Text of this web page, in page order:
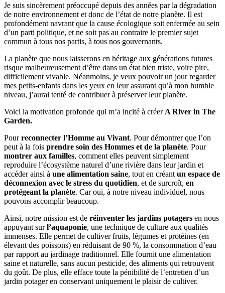
Je suis sincèrement préoccupé depuis des années par la dégradation
de notre environnement et donc de l’état de notre planète. Il est
profondément navrant que la cause écologique soit enfermée au sein
d’un parti politique, et ne soit pas au contraire le premier sujet
commun à tous nos partis, à tous nos gouvernants.
La planète que nous laisserons en héritage aux générations futures
risque malheureusement d’être dans un état bien triste, voire pire,
difficilement vivable. Néanmoins, je veux pouvoir un jour regarder
mes petits-enfants dans les yeux en leur assurant qu’à mon humble
niveau, j’aurai tenté de contribuer à préserver leur planète.
Voici la motivation profonde qui m’a incité à créer A River in The
Garden.
Pourreconnecter l’Homme au Vivant. Pour démontrer que l’on
peut à la fois prendre soin des Hommes et de la planète. Pour
montrer aux familles, comment elles peuvent simplement
reproduire l’écosystème naturel d’une rivière dans leur jardin et
accéder ainsi à une alimentation saine, tout en créant un espace de
déconnexion avec le stress du quotidien, et de surcroît, en
protégeant la planète. Car oui, à notre niveau individuel, nous
pouvons accomplir beaucoup.
Ainsi, notre mission est de réinventer les jardins potagers en nous
appuyant surl’aquaponie, une technique de culture aux qualités
immenses. Elle permet de cultiver fruits, légumes et protéines (en
élevant des poissons) en réduisant de 90 %, la consommation d’eau
par rapport au jardinage traditionnel. Elle fournit une alimentation
saine et naturelle, sans aucun pesticide, des aliments qui retrouvent
du goût. De plus, elle efface toute la pénibilité de l’entretien d’un
jardin potager en conservant uniquement le plaisir de cultiver.